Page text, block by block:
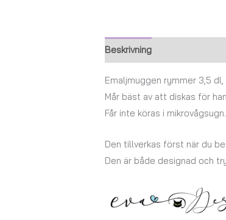
Beskrivning
Emaljmuggen rymmer 3,5
Mår bäst av att diskas för
Får inte köras i mikrovågsugn.
Den tillverkas först när du
Den är både designad och